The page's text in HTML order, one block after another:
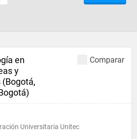
Comparar
en
y
Universitaria Unitec